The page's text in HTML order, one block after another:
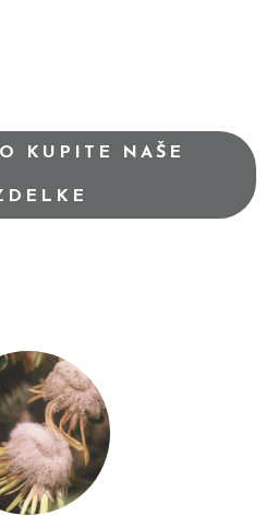
KUPITE NAŠE